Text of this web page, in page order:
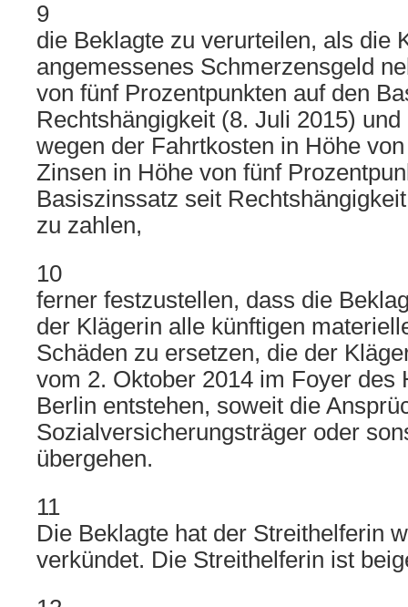
9
die Beklagte zu verurteilen, als die
angemessenes Schmerzensgeld
von fünf Prozentpunkten auf den
Rechtshängigkeit (8. Juli 2015)
wegen der Fahrtkosten in Höhe
Zinsen in Höhe von fünf
Basiszinssatz seit
zu zahlen,
10
ferner festzustellen, dass die
der Klägerin alle künftigen
Schäden zu ersetzen, die der
vom 2. Oktober 2014 im Foyer
Berlin entstehen, soweit die
Sozialversicherungsträger oder
übergehen.
11
Die Beklagte hat der Streithelferin
verkündet. Die Streithelferin ist